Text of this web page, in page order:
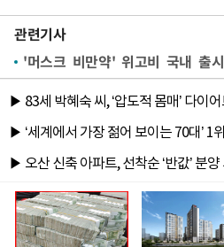
관련기사
'머스크 비만약' 위고비 국내 출